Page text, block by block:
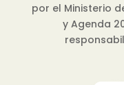
por el Ministerio
y Agenda